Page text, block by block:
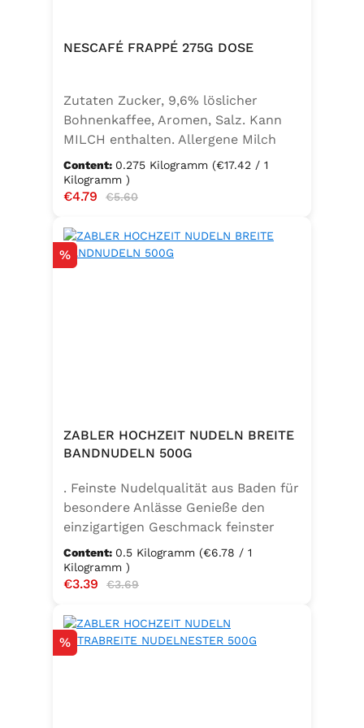
NESCAFÉ FRAPPÉ 275G DOSE
Zutaten Zucker, 9,6% löslicher
Bohnenkaffee, Aromen, Salz. Kann
MILCH enthalten. Allergene Milch
und daraus gewonnene Erzeugnisse
Content: 0.275 Kilogramm (€17.42 / 1
Kilogramm )
Sale price:
€4.79 Regular price:
€5.60
Discount
%
ZABLER HOCHZEIT NUDELN BREITE
BANDNUDELN 500G
. Feinste Nudelqualität aus Baden für
besondere Anlässe Genieße den
einzigartigen Geschmack feinster
Bandnudeln – mit den Zabler
Hochzeit Nudeln holst du dir echte
badische Qualität auf den Teller.
Hartweizengrieß, täglich frisch
aufgeschlagenen Eiern der
Content: 0.5 Kilogramm (€6.78 / 1
Kilogramm )
Sale price:
€3.39 Regular price:
€3.69
Discount
%